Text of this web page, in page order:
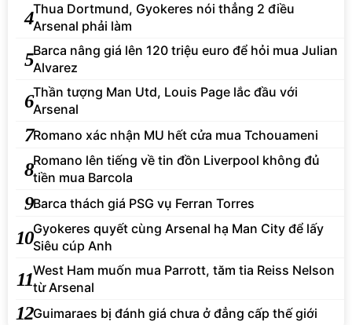
4Thua Dortmund, Gyokeres nói thẳng 2 điều
Arsenal phải làm
5Barca nâng giá lên 120 triệu euro để hỏi mua Julian
Alvarez
6Thần tượng Man Utd, Louis Page lắc đầu với
Arsenal
7Romano xác nhận MU hết cửa mua Tchouameni
8Romano lên tiếng về tin đồn Liverpool không đủ
tiền mua Barcola
9Barca thách giá PSG vụ Ferran Torres
10Gyokeres quyết cùng Arsenal hạ Man City để lấy
Siêu cúp Anh
11West Ham muốn mua Parrott, tăm tia Reiss Nelson
từ Arsenal
12Guimaraes bị đánh giá chưa ở đẳng cấp thế giới